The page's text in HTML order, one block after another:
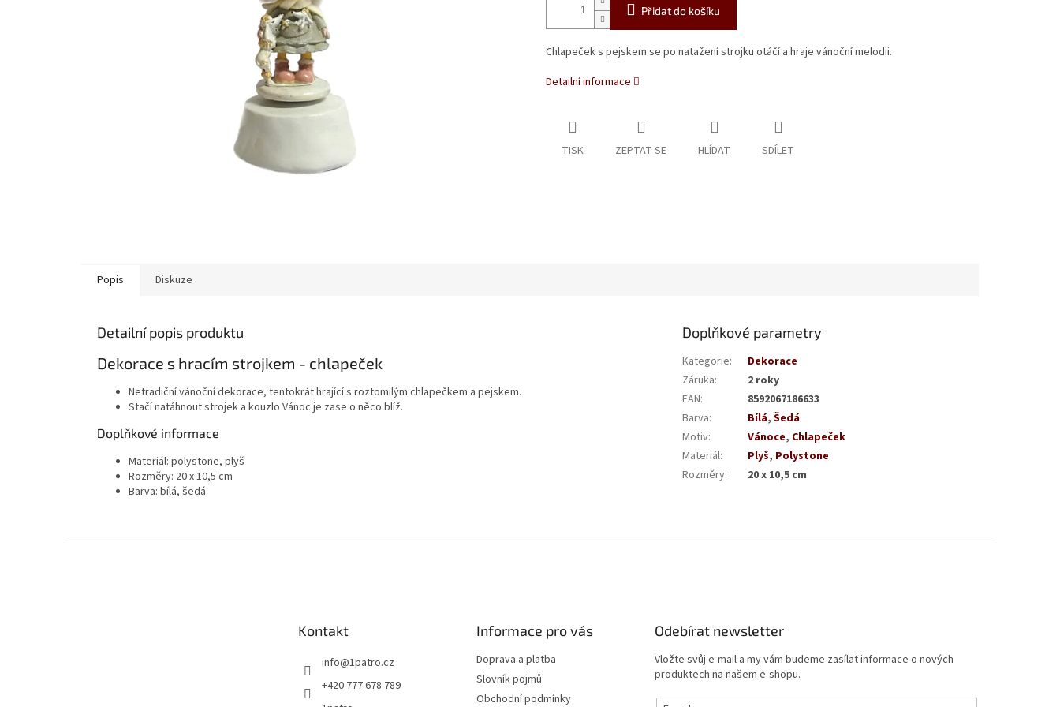
Přidat do košíku
Chlapeček s pejskem se po natažení strojku otáčí a hraje vánoční melodii.
Detailní informace
TISK ZEPTAT SE HLÍDAT SDÍLET
Popis Diskuze
Detailní popis produktu
Dekorace s hracím strojkem - chlapeček
Netradiční vánoční dekorace, tentokrát hrající s roztomilým chlapečkem a pejskem.
Stačí natáhnout strojek a kouzlo Vánoc je zase o něco blíž.
Doplňkové informace
Materiál: polystone, plyš
Rozměry: 20 x 10,5 cm
Barva: bílá, šedá
Doplňkové parametry
Kategorie:
Dekorace
Záruka:
2 roky
EAN:
8592067186633
Barva: Bílá,Šedá
Motiv: Vánoce, Chlapeček
Materiál: Plyš, Polystone
Rozměry: 20 x 10,5 cm
Kontakt
info@1patro.cz
+420 777 678 789
Informace pro vás
Doprava a platba
Slovník pojmů
Obchodní podmínky
Odebírat newsletter
Vložte svůj e-mail a my vám budeme zasílat informace o nových
produktech na našem e-shopu.